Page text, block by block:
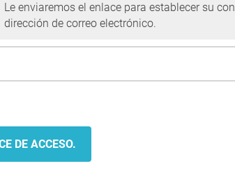
Le enviaremos el enlace para establecer su
dirección de correo electrónico.
DE ACCESO.